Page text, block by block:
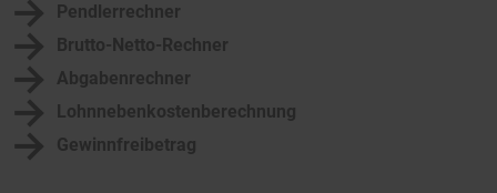
Pendlerrechner
Brutto-Netto-Rechner
Abgabenrechner
Lohnnebenkostenberechnung
Gewinnfreibetrag